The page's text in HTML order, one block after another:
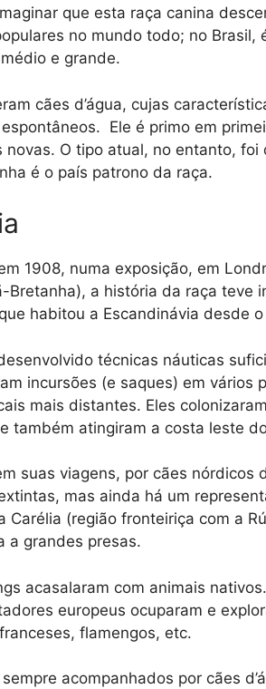
que esta raça canina
no mundo todo; no Brasil,
e grande.
cães d’água, cujas
Ele é primo em
O tipo atual, no entanto, foi
é o país patrono da raça.
1908, numa exposição, em
Bretanha), a história da raça teve
habitou a Escandinávia desde o
técnicas náuticas
incursões (e saques) em vários
mais distantes. Eles
também atingiram a costa leste
suas viagens, por cães nórdicos
mas ainda há um
Carélia (região fronteiriça com a
a grandes presas.
acasalaram com animais
europeus ocuparam e
flamengos, etc.
acompanhados por cães